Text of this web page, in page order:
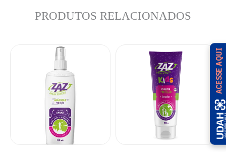
ACESSE AQUI
PRODUTOS RELACIONADOS